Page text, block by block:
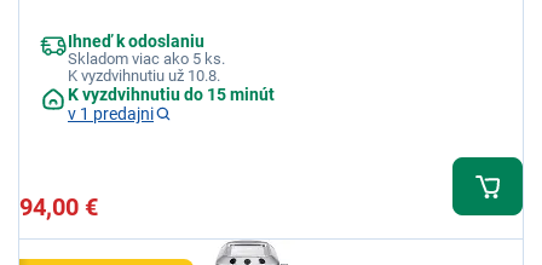
Ihneď k odoslaniu
Skladom viac ako 5 ks.
K vyzdvihnutiu už 10.8.
K vyzdvihnutiu do 15 minút
v 1 predajni
94,00 €